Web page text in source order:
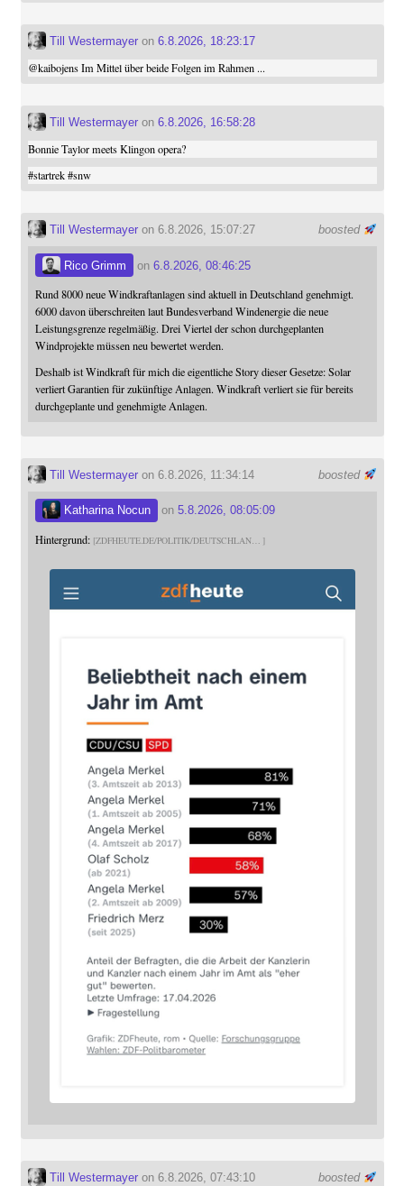
Till Westermayeron 6.8.2026, 18:23:17
@kaibojensIm Mittel über beide Folgen im Rahmen ...
Till Westermayeron 6.8.2026, 16:58:28
Bonnie Taylor meets Klingon opera?
#startrek #snw
boosted
Till Westermayeron 6.8.2026, 15:07:27
Rico Grimm on 6.8.2026, 08:46:25
Rund 8000 neue Windkraftanlagen sind aktuell in Deutschland genehmigt.
6000 davon überschreiten laut Bundesverband Windenergie die neue
Leistungsgrenze regelmäßig. Drei Viertel der schon durchgeplanten
Windprojekte müssen neu bewertet werden.
Deshalb ist Windkraft für mich die eigentliche Story dieser Gesetze: Solar
verliert Garantien für zukünftige Anlagen. Windkraft verliert sie für bereits
durchgeplante und genehmigte Anlagen.
boosted
Till Westermayeron 6.8.2026, 11:34:14
Katharina Nocun on 5.8.2026, 08:05:09
Hintergrund: ZDFHEUTE.DE/POLITIK/DEUTSCHLAN
boosted
Till Westermayeron 6.8.2026, 07:43:10